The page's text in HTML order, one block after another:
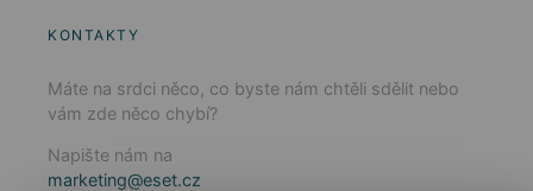
KONTAKTY
Máte na srdci něco, co byste nám chtěli sdělit nebo
vám zde něco chybí?
Napište nám na
marketing@eset.cz